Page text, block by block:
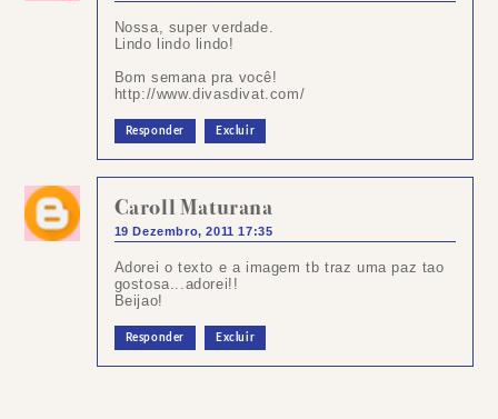
Nossa, super verdade.
Lindo lindo lindo!
Bom semana pra você!
http://www.divasdivat.com/
Responder Excluir
Caroll Maturana
19 Dezembro, 2011 17:35
Adorei o texto e a imagem tb traz uma paz tao
gostosa...adorei!!
Beijao!
Responder Excluir